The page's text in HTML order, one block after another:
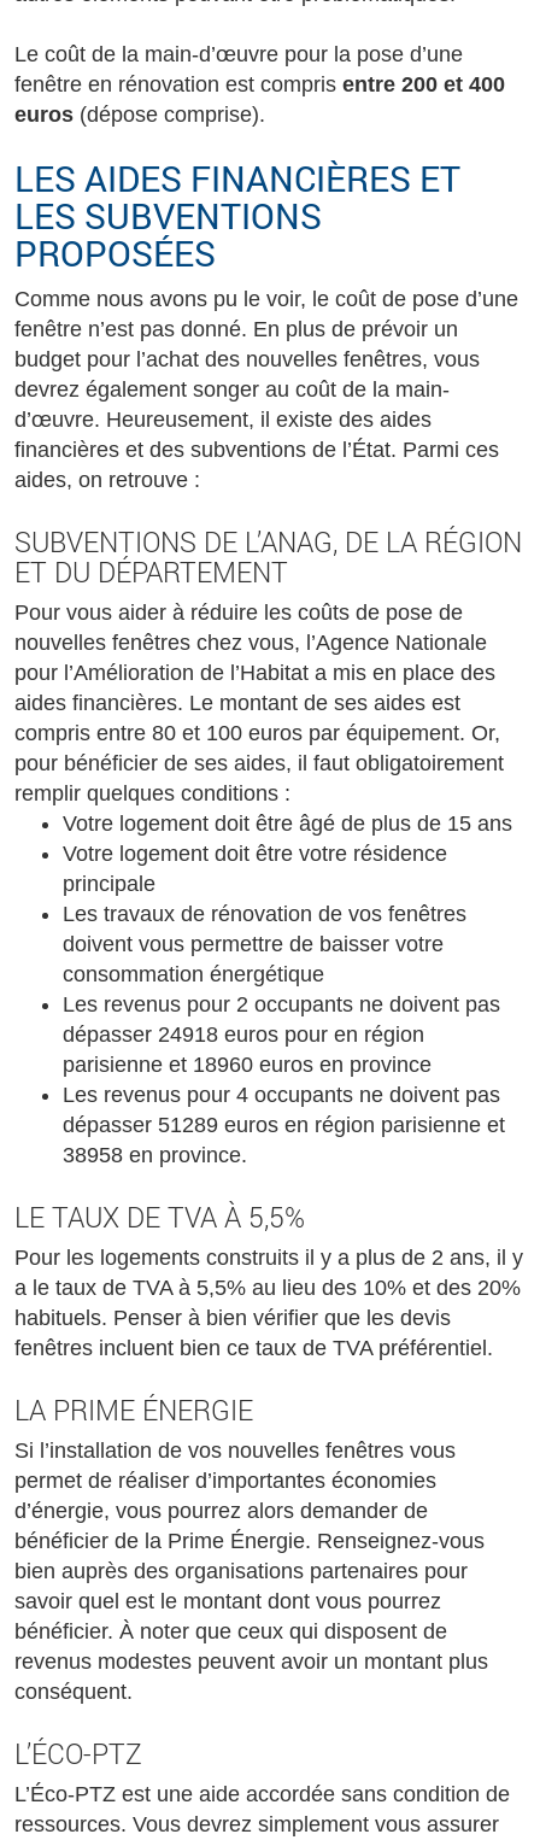
Le coût de la main-d’œuvre pour la pose d’une
fenêtre en rénovation est compris entre 200 et 400
euros (dépose comprise).
LES AIDES FINANCIÈRES ET
LES SUBVENTIONS
PROPOSÉES
Comme nous avons pu le voir, le coût de pose d’une
fenêtre n’est pas donné. En plus de prévoir un
budget pour l’achat des nouvelles fenêtres, vous
devrez également songer au coût de la main-
d’œuvre. Heureusement, il existe des aides
financières et des subventions de l’État. Parmi ces
aides, on retrouve :
SUBVENTIONS DE L’ANAG, DE LA RÉGION
ET DU DÉPARTEMENT
Pour vous aider à réduire les coûts de pose de
nouvelles fenêtres chez vous, l’Agence Nationale
pour l’Amélioration de l’Habitat a mis en place des
aides financières. Le montant de ses aides est
compris entre 80 et 100 euros par équipement. Or,
pour bénéficier de ses aides, il faut obligatoirement
remplir quelques conditions :
Votre logement doit être âgé de plus de 15 ans
Votre logement doit être votre résidence
principale
Les travaux de rénovation de vos fenêtres
doivent vous permettre de baisser votre
consommation énergétique
Les revenus pour 2 occupants ne doivent pas
dépasser 24918 euros pour en région
parisienne et 18960 euros en province
Les revenus pour 4 occupants ne doivent pas
dépasser 51289 euros en région parisienne et
38958 en province.
LE TAUX DE TVA À 5,5%
Pour les logements construits il y a plus de 2 ans, il y
a le taux de TVA à 5,5% au lieu des 10% et des 20%
habituels. Penser à bien vérifier que les devis
fenêtres incluent bien ce taux de TVA préférentiel.
LA PRIME ÉNERGIE
Si l’installation de vos nouvelles fenêtres vous
permet de réaliser d’importantes économies
d’énergie, vous pourrez alors demander de
bénéficier de la Prime Énergie. Renseignez-vous
bien auprès des organisations partenaires pour
savoir quel est le montant dont vous pourrez
bénéficier. À noter que ceux qui disposent de
revenus modestes peuvent avoir un montant plus
conséquent.
L’ÉCO-PTZ
L’Éco-PTZ est une aide accordée sans condition de
ressources. Vous devrez simplement vous assurer